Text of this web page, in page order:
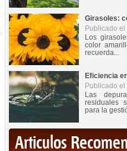
Girasoles:
Publicado
Los
color
recuerda...
Eficiencia
Publicado
Las
residuales
para la
Articulos